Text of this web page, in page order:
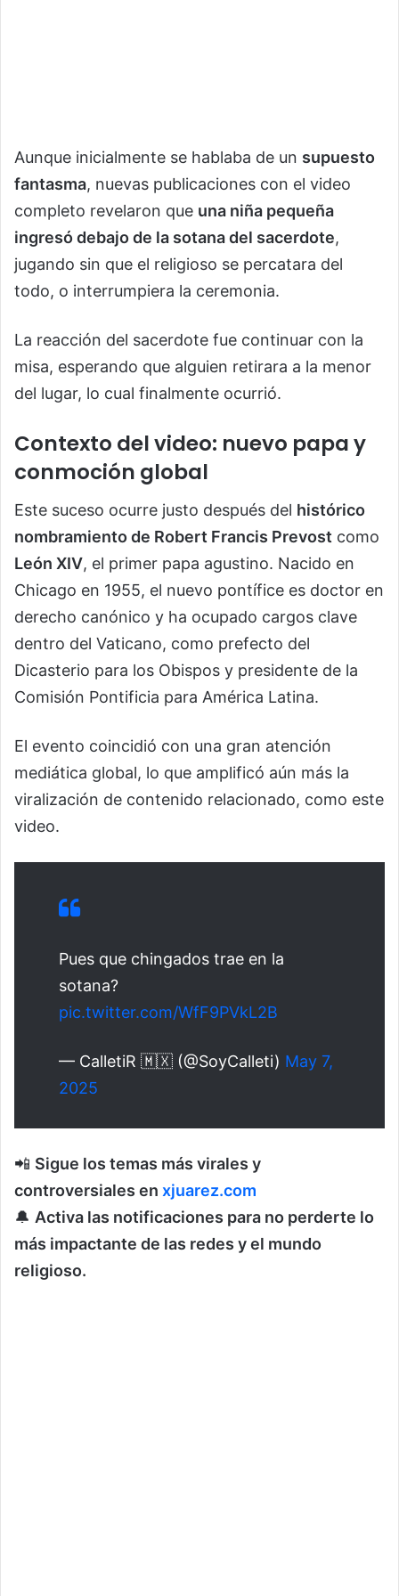
Aunque inicialmente se hablaba de un supuesto
fantasma, nuevas publicaciones con el video
completo revelaron que una niña pequeña
ingresó debajo de la sotana del sacerdote,
jugando sin que el religioso se percatara del
todo, o interrumpiera la ceremonia.
La reacción del sacerdote fue continuar con la
misa, esperando que alguien retirara a la menor
del lugar, lo cual finalmente ocurrió.
Contexto del video: nuevo papa y
conmoción global
Este suceso ocurre justo después del histórico
nombramiento de Robert Francis Prevost como
León XIV, el primer papa agustino. Nacido en
Chicago en 1955, el nuevo pontífice es doctor en
derecho canónico y ha ocupado cargos clave
dentro del Vaticano, como prefecto del
Dicasterio para los Obispos y presidente de la
Comisión Pontificia para América Latina.
El evento coincidió con una gran atención
mediática global, lo que amplificó aún más la
viralización de contenido relacionado, como este
video.
Pues que chingados trae en la
sotana?
pic.twitter.com/WfF9PVkL2B
— CalletiR 🇲🇽 (@SoyCalleti) May 7,
2025
📲 Sigue los temas más virales y
controversiales en xjuarez.com
🔔 Activa las notificaciones para no perderte lo
más impactante de las redes y el mundo
religioso.